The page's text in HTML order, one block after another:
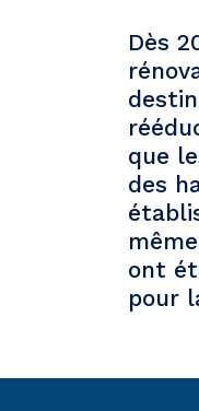
Dès
que
des
ont
pour